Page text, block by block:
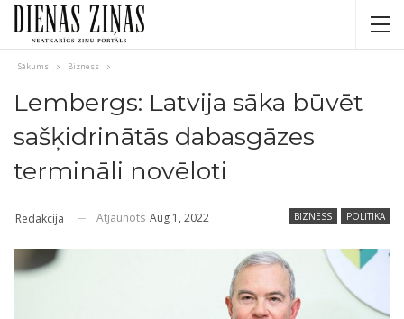
Sākums Bizness
Lembergs: Latvija sāka būvēt
sašķidrinātās dabasgāzes
termināli novēloti
BIZNESS POLITIKA
Redakcija Atjaunots Aug 1, 2022